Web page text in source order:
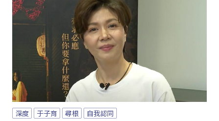
深度 于子育 尋根 自我認同